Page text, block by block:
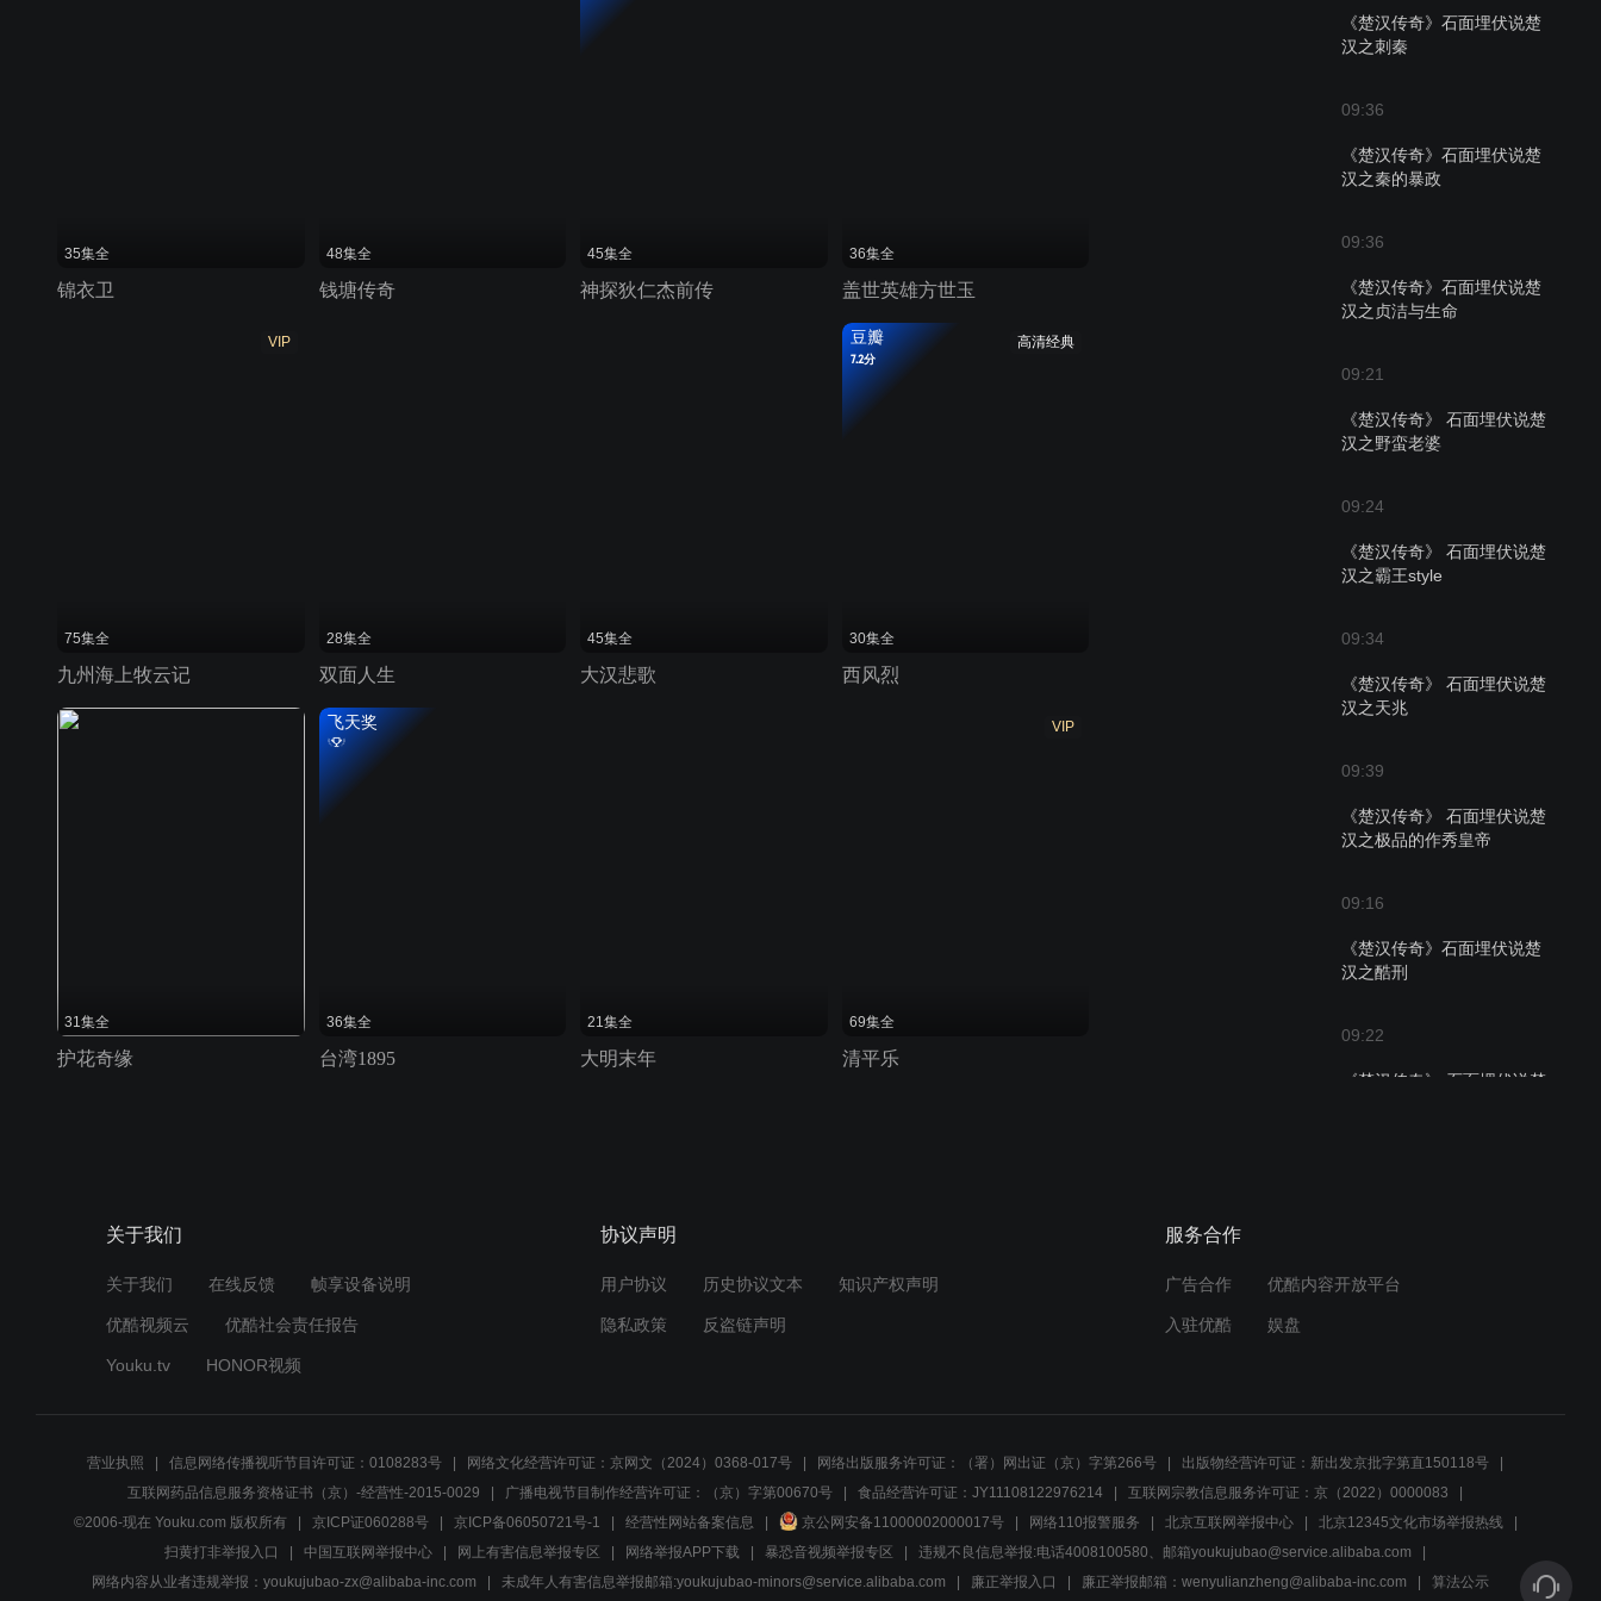
《楚汉传奇》石面埋伏说楚
汉之刺秦
09:36
《楚汉传奇》石面埋伏说楚
汉之秦的暴政
09:36
《楚汉传奇》石面埋伏说楚
汉之贞洁与生命
09:21
《楚汉传奇》 石面埋伏说楚
汉之野蛮老婆
09:24
《楚汉传奇》 石面埋伏说楚
汉之霸王style
09:34
《楚汉传奇》 石面埋伏说楚
汉之天兆
09:39
《楚汉传奇》 石面埋伏说楚
汉之极品的作秀皇帝
09:16
《楚汉传奇》石面埋伏说楚
汉之酷刑
09:22
《楚汉传奇》 石面埋伏说楚
《楚汉传奇》刘邦为何叫刘
季？
35集全
锦衣卫
48集全
钱塘传奇
45集全
神探狄仁杰前传
36集全
盖世英雄方世玉
VIP
75集全
九州海上牧云记
28集全
双面人生
45集全
大汉悲歌
高清经典
豆瓣
7.2分
30集全
西风烈
31集全
护花奇缘
飞天奖
36集全
台湾1895
21集全
大明末年
VIP
69集全
清平乐
关于我们
关于我们 在线反馈 帧享设备说明
优酷视频云 优酷社会责任报告
Youku.tv HONOR视频
协议声明
用户协议 历史协议文本 知识产权声明
隐私政策 反盗链声明
服务合作
广告合作 优酷内容开放平台
入驻优酷 娱盘
营业执照 信息网络传播视听节目许可证：0108283号 网络文化经营许可证：京网文（2024）0368-017号 网络出版服务许可证：（署）网出证（京）字第266号
出版物经营许可证：新出发京批字第直150118号
互联网药品信息服务资格证书（京）-经营性-2015-0029
广播电视节目制作经营许可证：（京）字第00670号 食品经营许可证：JY11108122976214
互联网宗教信息服务许可证：京（2022）0000083
©2006-现在 Youku.com 版权所有
京ICP证060288号 京ICP备06050721号-1 经营性网站备案信息 京公网安备11000002000017号 网络110报警服务 北京互联网举报中心
北京12345文化市场举报热线
扫黄打非举报入口
中国互联网举报中心 网上有害信息举报专区 网络举报APP下载 暴恐音视频举报专区
违规不良信息举报:电话4008100580、邮箱youkujubao@service.alibaba.com
网络内容从业者违规举报：youkujubao-zx@alibaba-inc.com
未成年人有害信息举报邮箱:youkujubao-minors@service.alibaba.com 廉正举报入口 廉正举报邮箱：wenyulianzheng@alibaba-inc.com 算法公示